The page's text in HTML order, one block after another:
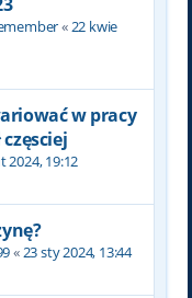
«22 kwie
w pracy
2024, 19:12
«23 sty 2024, 13:44